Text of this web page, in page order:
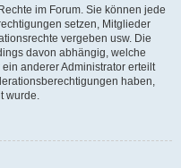
im Forum. Sie können jede
setzen, Mitglieder
vergeben usw. Die
davon abhängig, welche
anderer Administrator erteilt
haben,
wurde.